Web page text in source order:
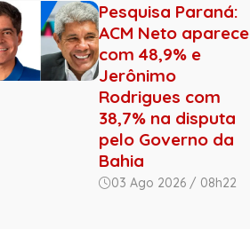
Pesquisa Paraná:
ACM Neto aparece
com 48,9% e
Jerônimo
Rodrigues com
38,7% na disputa
pelo Governo da
Bahia
03 Ago 2026 / 08h22